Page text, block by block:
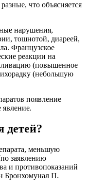
что объясняется
нарушения,
тошнотой, диареей,
Французское
реакции на
(повышенное
(небольшую
появление
детей?
меньшую
заявлению
и противопоказаний
Бронхомунал П.